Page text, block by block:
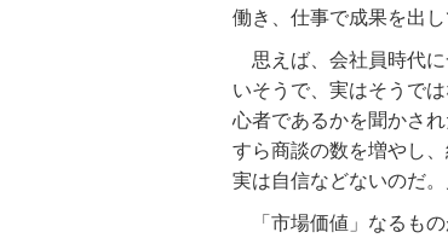
働き、仕事で成果を出
思えば、会社員時代
いそうで、実はそうで
心者であるかを聞かさ
すら商談の数を増やし
実は自信などないのだ
「市場価値」なるも